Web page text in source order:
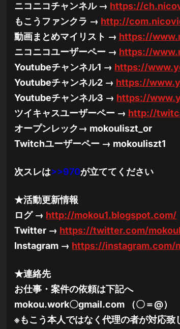
ニコニコチャンネル → https://
もこうファンクラ → http://
動画まとめマイリスト → https://
ニコニコユーザーペー → https://
Youtubeチャンネル1 → https://
Youtubeチャンネル2 → https://
Youtubeチャンネル3 → https://
ツイキャスユーザーペー → http://
オープンレック→ mokouliszt_or
Twitchユーザーペー → mokouliszt1
次スレは>>970が立ててください
★活動更新情報
ログ → http://mokou1.blogspot.com/
Twitter → https://twitter.com/
Instagram → https://instagram.com/
★連絡先
お仕事・案件の依頼は下記へ
mokou.work〇gmail.com （〇＝@）
※もこう本人ではなく代理の者が対応致